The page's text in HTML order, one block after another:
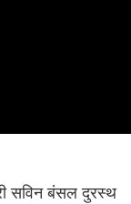
सविन बंसल दुरस्थ